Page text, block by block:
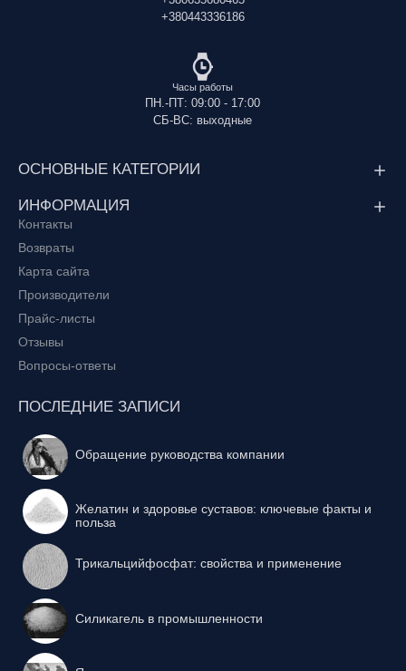
+380443336186
Часы работы
ПН.-ПТ: 09:00 - 17:00
СБ-ВС: выходные
ОСНОВНЫЕ КАТЕГОРИИ
ИНФОРМАЦИЯ
Контакты
Возвраты
Карта сайта
Производители
Прайс-листы
Отзывы
Вопросы-ответы
ПОСЛЕДНИЕ ЗАПИСИ
Обращение руководства компании
Желатин и здоровье суставов: ключевые факты и
польза
Трикальцийфосфат: свойства и применение
Силикагель в промышленности